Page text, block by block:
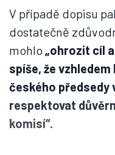
V případě dopisu
dostatečně
mohlo „ohrozit cíl
spíše, že
českého předsedy
respektovat
komisí“.